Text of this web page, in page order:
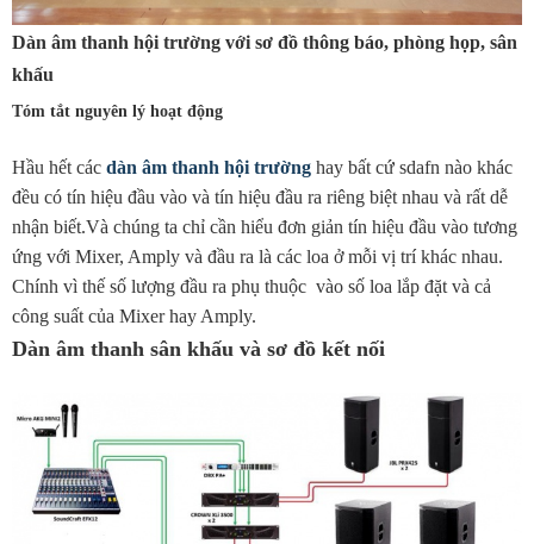
Dàn âm thanh hội trường với sơ đồ thông báo, phòng họp, sân
khấu
Tóm tắt nguyên lý hoạt động
Hầu hết các dàn âm thanh hội trường hay bất cứ sdafn nào khác
đều có tín hiệu đầu vào và tín hiệu đầu ra riêng biệt nhau và rất dễ
nhận biết.Và chúng ta chỉ cần hiểu đơn giản tín hiệu đầu vào tương
ứng với Mixer, Amply và đầu ra là các loa ở mỗi vị trí khác nhau.
Chính vì thế số lượng đầu ra phụ thuộc vào số loa lắp đặt và cả
công suất của Mixer hay Amply.
Dàn âm thanh sân khấu và sơ đồ kết nối